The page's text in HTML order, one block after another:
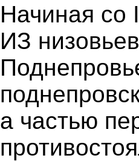
Начиная со
ИЗ
а частью